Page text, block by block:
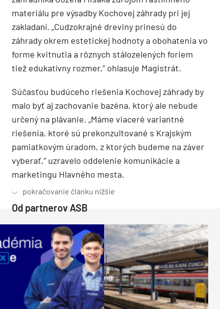
materiálu pre výsadby Kochovej záhrady pri jej
zakladaní. „Cudzokrajné dreviny prinesú do
záhrady okrem estetickej hodnoty a obohatenia vo
forme kvitnutia a rôznych stálozelených foriem
tiež edukatívny rozmer,” ohlasuje Magistrát.
Súčasťou budúceho riešenia Kochovej záhrady by
malo byť aj zachovanie bazéna, ktorý ale nebude
určený na plávanie. „Máme viaceré variantné
riešenia, ktoré sú prekonzultované s Krajským
pamiatkovým úradom, z ktorých budeme na záver
vyberať,” uzravelo oddelenie komunikácie a
marketingu Hlavného mesta.
Od partnerov ASB